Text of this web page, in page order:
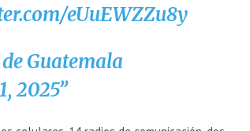
eUuEWZZu8y
Guatemala
2025